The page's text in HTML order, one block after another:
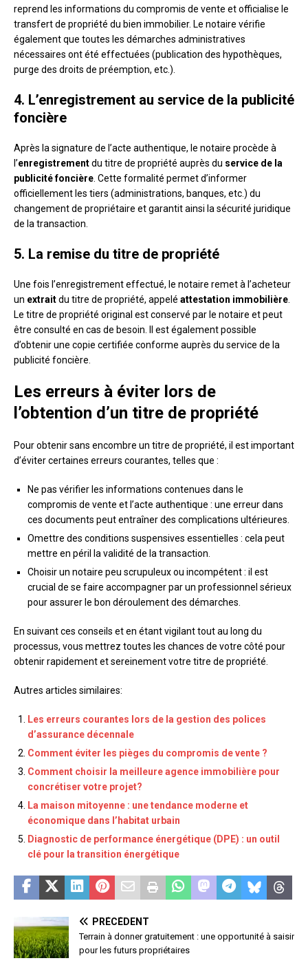
reprend les informations du compromis de vente et officialise le
transfert de propriété du bien immobilier. Le notaire vérifie
également que toutes les démarches administratives
nécessaires ont été effectuées (publication des hypothèques,
purge des droits de préemption, etc.).
4. L’enregistrement au service de la publicité
foncière
Après la signature de l’acte authentique, le notaire procède à
l’enregistrementdu titre de propriété auprès du service de la
publicité foncière . Cette formalité permet d’informer
officiellement les tiers (administrations, banques, etc.) du
changement de propriétaire et garantit ainsi la sécurité juridique
de la transaction.
5. La remise du titre de propriété
Une fois l’enregistrement effectué, le notaire remet à l’acheteur
un extraitdu titre de propriété, appelé attestation immobilière
Le titre de propriété original est conservé par le notaire et peut
être consulté en cas de besoin. Il est également possible
d’obtenir une copie certifiée conforme auprès du service de la
publicité foncière.
Les erreurs à éviter lors de
l’obtention d’un titre de propriété
Pour obtenir sans encombre un titre de propriété, il est important
d’éviter certaines erreurs courantes, telles que :
Ne pas vérifier les informations contenues dans le
compromis de vente et l’acte authentique : une erreur dans
ces documents peut entraîner des complications ultérieures.
Omettre des conditions suspensives essentielles : cela peut
mettre en péril la validité de la transaction.
Choisir un notaire peu scrupuleux ou incompétent : il est
crucial de se faire accompagner par un professionnel sérieux
pour assurer le bon déroulement des démarches.
En suivant ces conseils et en étant vigilant tout au long du
processus, vous mettrez toutes les chances de votre côté pour
obtenir rapidement et sereinement votre titre de propriété.
Autres articles similaires:
Les erreurs courantes lors de la gestion des polices
d’assurance décennale
Comment éviter les pièges du compromis de vente ?
Comment choisir la meilleure agence immobilière pour
concrétiser votre projet?
La maison mitoyenne : une tendance moderne et
économique dans l’habitat urbain
Diagnostic de performance énergétique (DPE) : un outil
clé pour la transition énergétique
PRÉCÉDENT
Terrain à donner gratuitement : une opportunité à saisir
pour les futurs propriétaires